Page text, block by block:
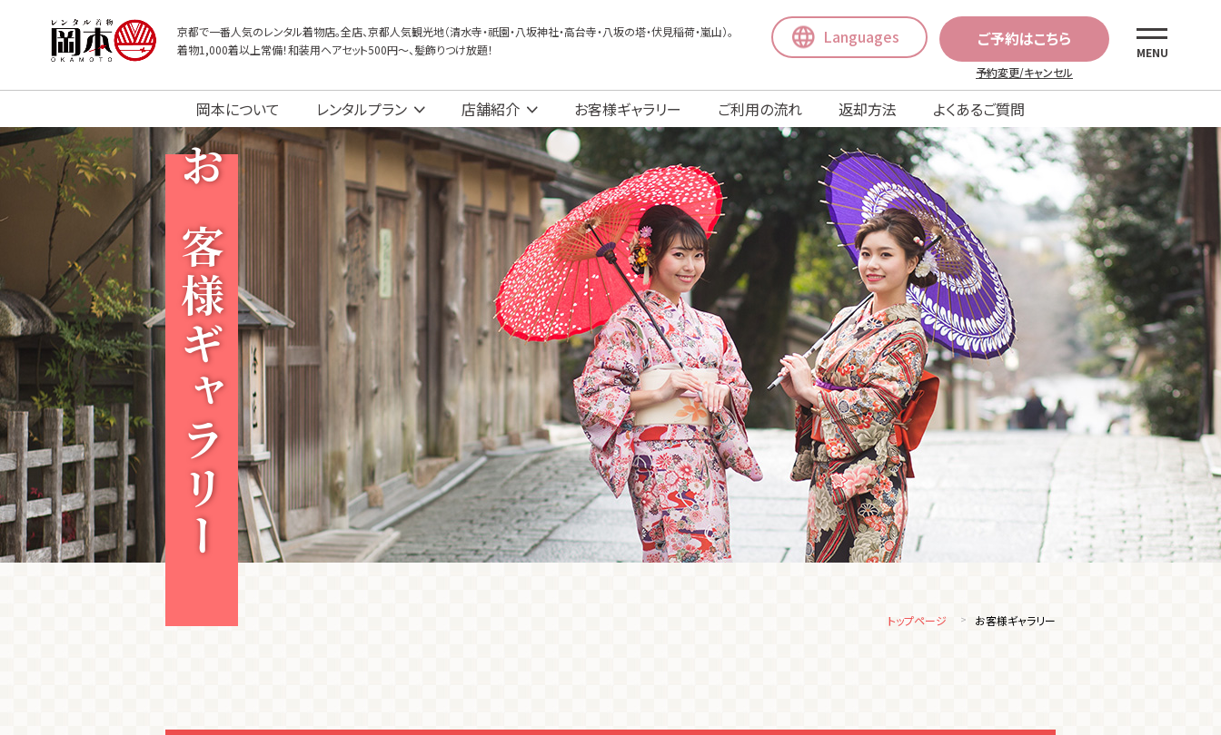
京都で一番人気のレンタル着物店。全店、京都人気観光地（清水寺・祇園・八坂神社・高台寺・八坂の塔・伏見稲荷・嵐山）。
着物1,000着以上常備！和装用ヘアセット500円〜、髪飾りつけ放題！
Languages ご予約はこちら
予約変更/キャンセル
MENU
岡本について レンタルプラン 店舗紹介 お客様ギャラリー ご利用の流れ 返却方法 よくあるご質問
お客様ギャラリー
トップページ お客様ギャラリー